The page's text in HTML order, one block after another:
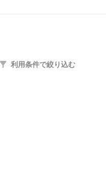
利用条件で絞り込む